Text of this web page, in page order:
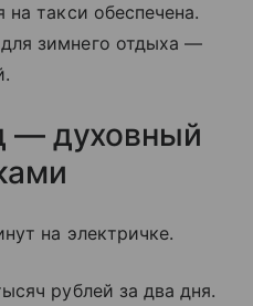
на такси обеспечена.
зимнего отдыха —
— духовный
на электричке.
рублей за два дня.